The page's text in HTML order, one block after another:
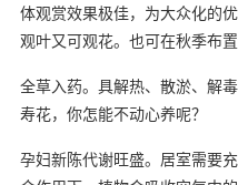
体观赏效果极佳，为大众化的
观叶又可观花。也可在秋季布置
全草入药。具解热、散淤、解
寿花，你怎能不动心养呢？
孕妇新陈代谢旺盛。居室需要